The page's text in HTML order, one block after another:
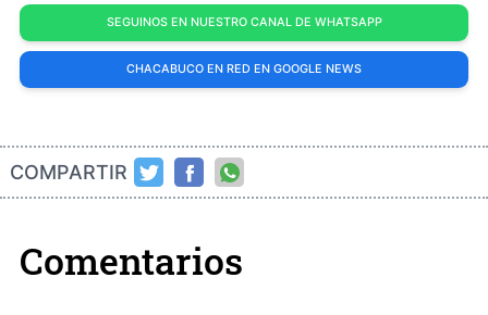
SEGUINOS EN NUESTRO CANAL DE WHATSAPP
CHACABUCO EN RED EN GOOGLE NEWS
COMPARTIR
Comentarios